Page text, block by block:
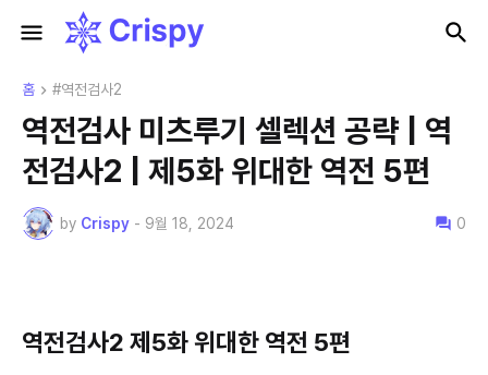
홈 #역전검사2
역전검사 미츠루기 셀렉션 공략 | 역
전검사2 | 제5화 위대한 역전 5편
by Crispy - 9월 18, 2024 0
역전검사2 제5화 위대한 역전 5편